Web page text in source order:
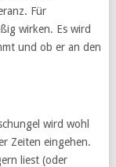
Für
wirken. Es wird
und ob er an den
wird wohl
Zeiten eingehen.
liest (oder